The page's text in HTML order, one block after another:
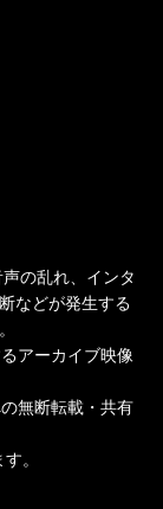
の乱れ、インタ
などが発生する
アーカイブ映像
無断転載・共有
。